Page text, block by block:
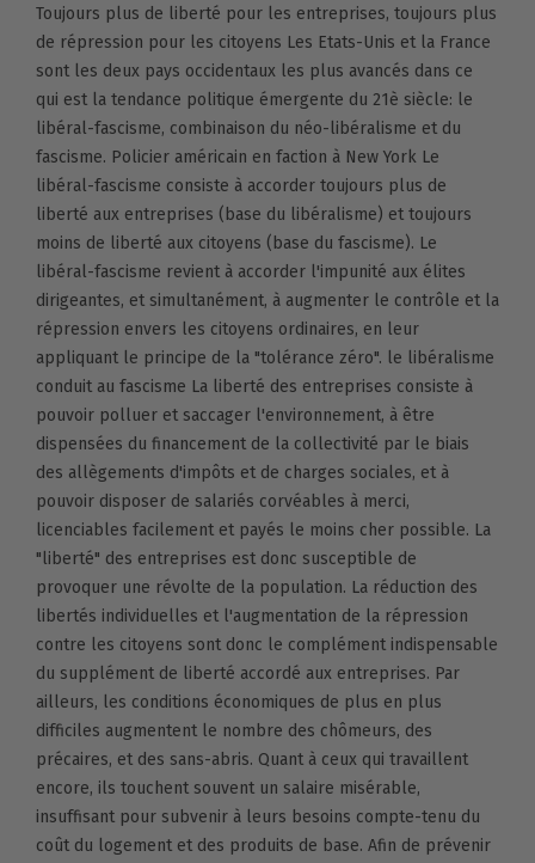
Toujours plus de liberté pour les entreprises, toujours plus
de répression pour les citoyens Les Etats-Unis et la France
sont les deux pays occidentaux les plus avancés dans ce
qui est la tendance politique émergente du 21è siècle: le
libéral-fascisme, combinaison du néo-libéralisme et du
fascisme. Policier américain en faction à New York Le
libéral-fascisme consiste à accorder toujours plus de
liberté aux entreprises (base du libéralisme) et toujours
moins de liberté aux citoyens (base du fascisme). Le
libéral-fascisme revient à accorder l'impunité aux élites
dirigeantes, et simultanément, à augmenter le contrôle et la
répression envers les citoyens ordinaires, en leur
appliquant le principe de la "tolérance zéro". le libéralisme
conduit au fascisme La liberté des entreprises consiste à
pouvoir polluer et saccager l'environnement, à être
dispensées du financement de la collectivité par le biais
des allègements d'impôts et de charges sociales, et à
pouvoir disposer de salariés corvéables à merci,
licenciables facilement et payés le moins cher possible. La
"liberté" des entreprises est donc susceptible de
provoquer une révolte de la population. La réduction des
libertés individuelles et l'augmentation de la répression
contre les citoyens sont donc le complément indispensable
du supplément de liberté accordé aux entreprises. Par
ailleurs, les conditions économiques de plus en plus
difficiles augmentent le nombre des chômeurs, des
précaires, et des sans-abris. Quant à ceux qui travaillent
encore, ils touchent souvent un salaire misérable,
insuffisant pour subvenir à leurs besoins compte-tenu du
coût du logement et des produits de base. Afin de prévenir